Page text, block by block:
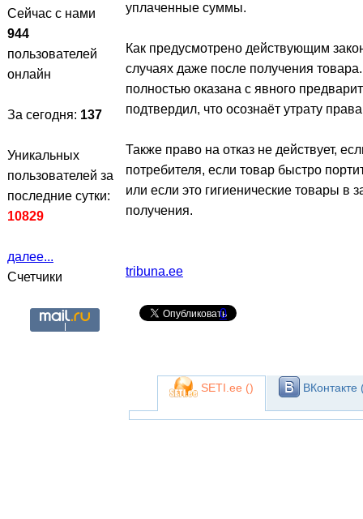
Сейчас с нами
944
пользователей
онлайн
За сегодня: 137
Уникальных
пользователей за
последние сутки:
10829
далее...
Счетчики
уплаченные суммы.
Как предусмотрено действующим
случаях даже после получения
полностью оказана с явного
подтвердил, что осознаёт утрату
Также право на отказ не действует,
потребителя, если товар быстро
или если это гигиенические товары в
получения.
tribuna.ee
0
SETI.ee () ВКонтакте